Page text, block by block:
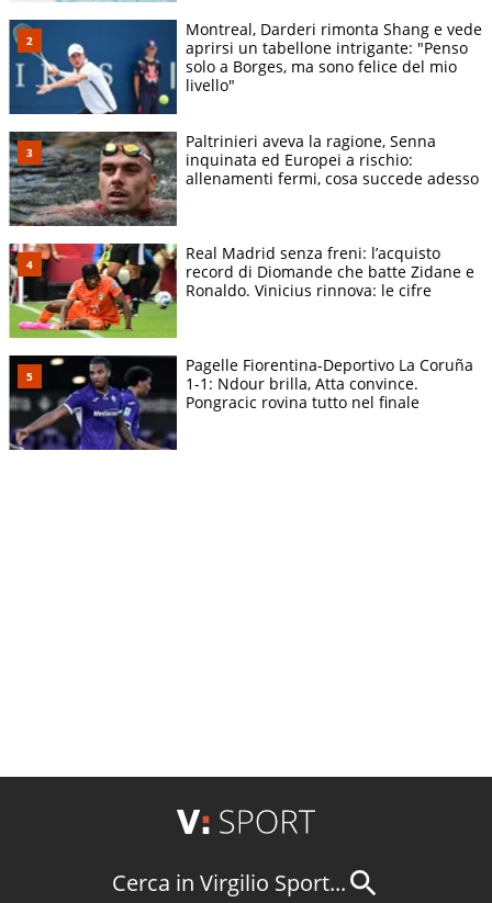
Montreal, Darderi rimonta Shang e vede
aprirsi un tabellone intrigante: "Penso
solo a Borges, ma sono felice del mio
livello"
Paltrinieri aveva la ragione, Senna
inquinata ed Europei a rischio:
allenamenti fermi, cosa succede adesso
Real Madrid senza freni: l’acquisto
record di Diomande che batte Zidane e
Ronaldo. Vinicius rinnova: le cifre
Pagelle Fiorentina-Deportivo La Coruña
1-1: Ndour brilla, Atta convince.
Pongracic rovina tutto nel finale
Cerca in Virgilio Sport...